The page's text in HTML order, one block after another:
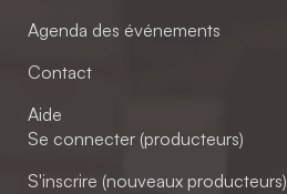
Agenda des événements
Contact
Aide
Se connecter (producteurs)
S'inscrire (nouveaux producteurs)